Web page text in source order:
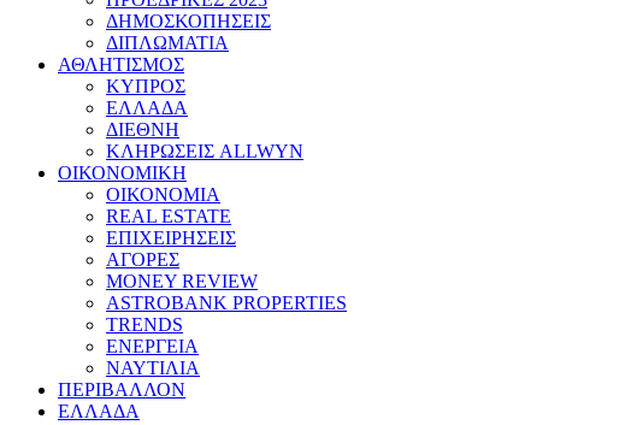
ΔΗΜΟΣΚΟΠΗΣΕΙΣ
ΔΙΠΛΩΜΑΤΙΑ
ΑΘΛΗΤΙΣΜΟΣ
ΚΥΠΡΟΣ
ΕΛΛΑΔΑ
ΔΙΕΘΝΗ
ΚΛΗΡΩΣΕΙΣ ALLWYN
ΟΙΚΟΝΟΜΙΚΗ
ΟΙΚΟΝΟΜΙΑ
REAL ESTATE
ΕΠΙΧΕΙΡΗΣΕΙΣ
ΑΓΟΡΕΣ
MONEY REVIEW
ASTROBANK PROPERTIES
TRENDS
ΕΝΕΡΓΕΙΑ
ΝΑΥΤΙΛΙΑ
ΠΕΡΙΒΑΛΛΟΝ
ΕΛΛΑΔΑ